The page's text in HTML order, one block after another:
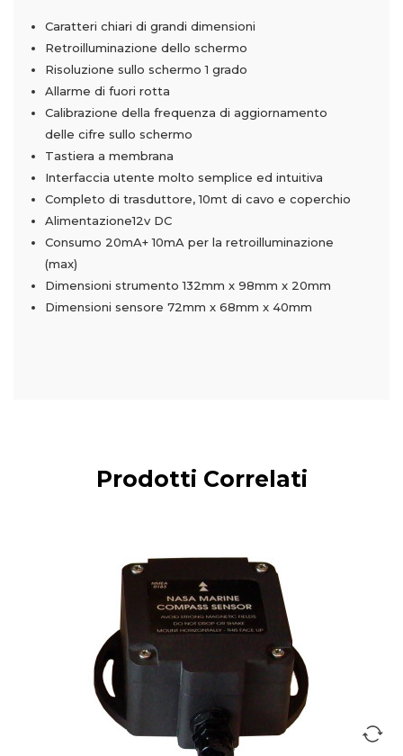
Caratteri chiari di grandi dimensioni
Retroilluminazione dello schermo
Risoluzione sullo schermo 1 grado
Allarme di fuori rotta
Calibrazione della frequenza di aggiornamento
delle cifre sullo schermo
Tastiera a membrana
Interfaccia utente molto semplice ed intuitiva
Completo di trasduttore, 10mt di cavo e coperchio
Alimentazione12v DC
Consumo 20mA+ 10mA per la retroilluminazione
(max)
Dimensioni strumento 132mm x 98mm x 20mm
Dimensioni sensore 72mm x 68mm x 40mm
Prodotti Correlati